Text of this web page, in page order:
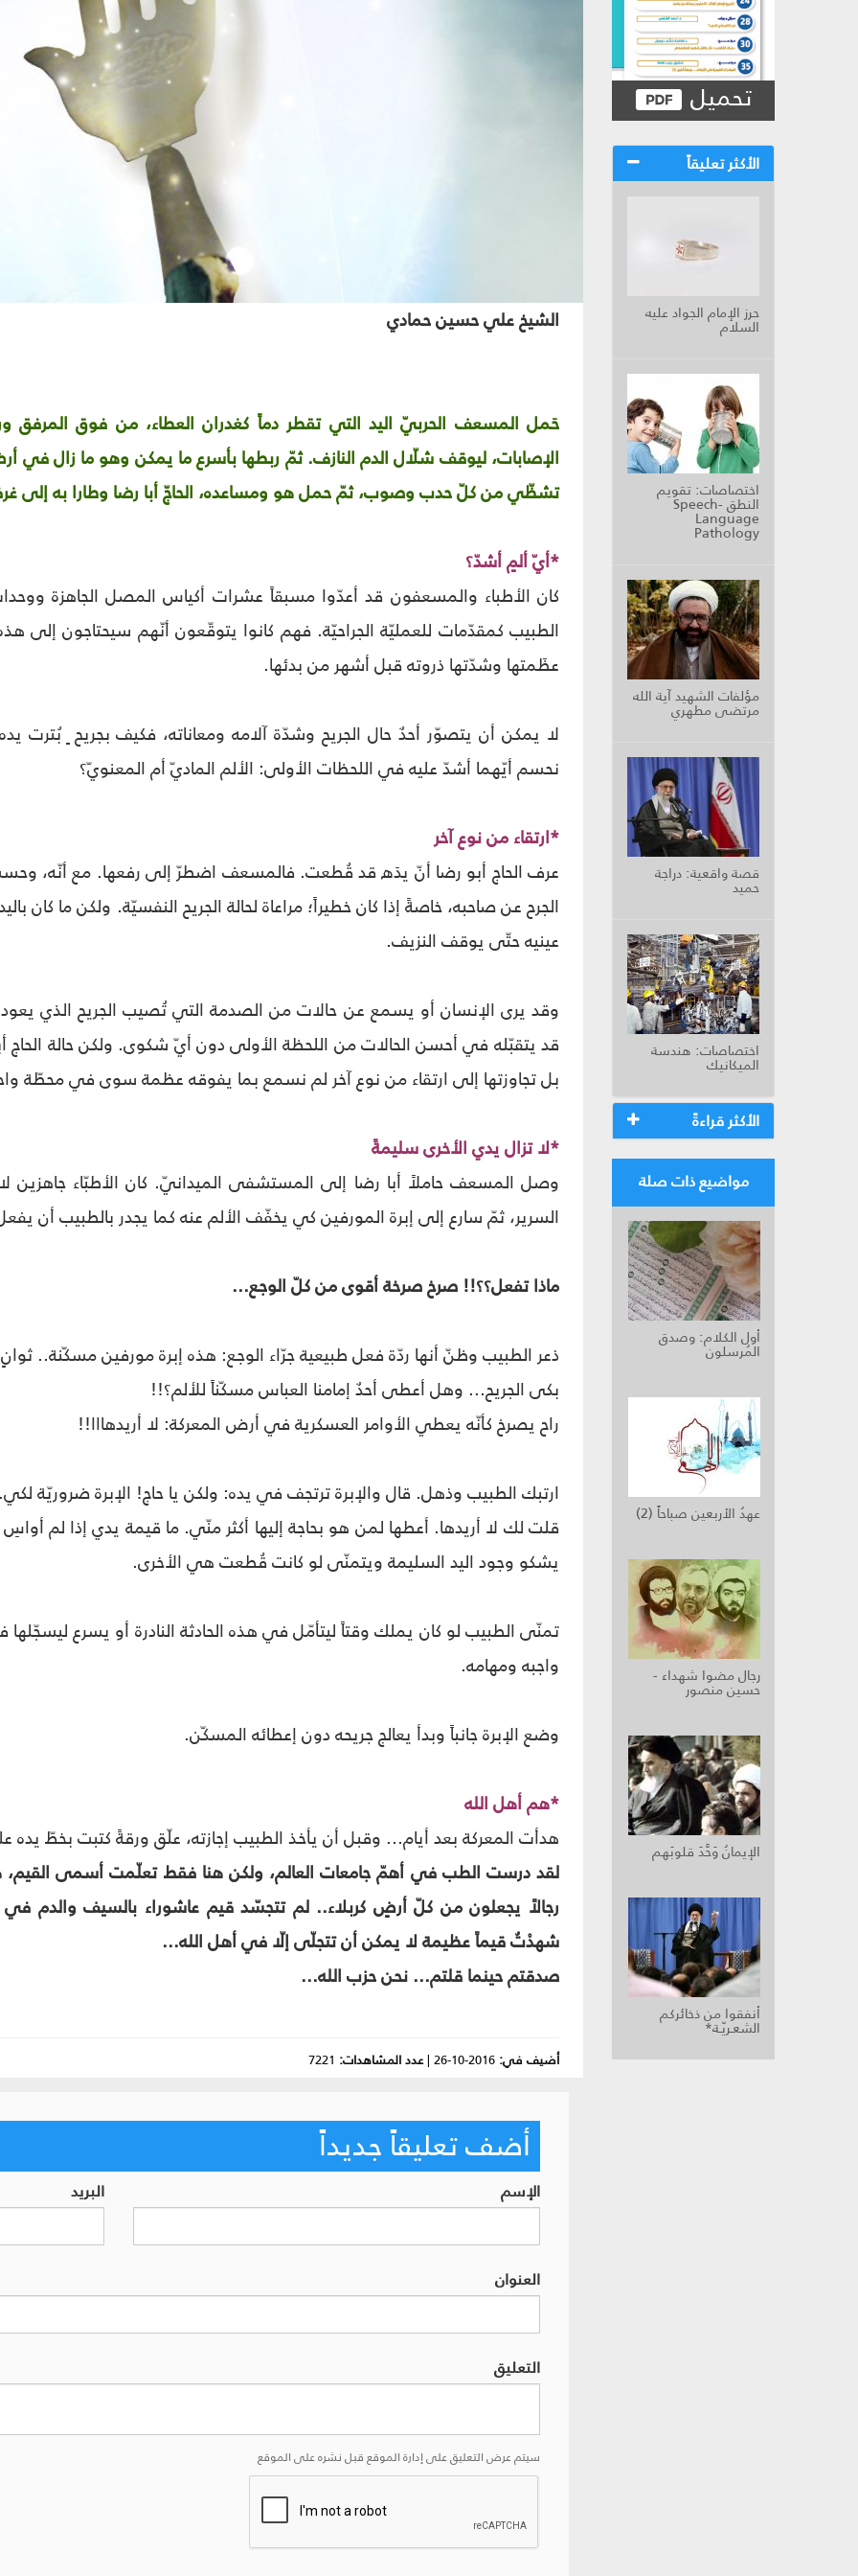
تحميل
الأكثر تعليقاً
حرز الإمام الجواد عليه
السلام
اختصاصات: تقويم
النطق Speech-
Language
Pathology
مؤلفات الشهيد آية الله
مرتضى مطهري
قصة واقعية: دراجة
حميد
اختصاصات: هندسة
الميكانيك
الأكثر قراءةً
مواضيع ذات صلة
أول الكلام: وصدق
المُرسلون
عهدُ الأربعين صباحاً (2)
رجال مضوا شهداء -
حسين منصور
الإيمانُ وَحَّدَ قلوبَهم
أنفقوا من ذخائركم
الشعـريّـة*
الشيخ علي حسين حمادي
حَمل المسعف الحربيّ اليد التي تقطر دماً كغدران العطاء، من فوق
الإصابات، ليوقف شلّال الدم النازف. ثمّ ربطها بأسرع ما يمكن وهو ما زال
تشظّي من كلّ حدب وصوب، ثمّ حمل هو ومساعده، الحاجّ أبا رضا وطارا به إلى غرفة
*أيّ ألمٍ أشدّ؟
كان الأطباء والمسعفون قد أعدّوا مسبقاً عشرات أكياس المصل الجاهزة
الطبيب كمقدّمات للعمليّة الجراحيّة. فهم كانوا يتوقّعون أنّهم سيحتاجون إلى
عظَمتها وشدّتها ذروته قبل أشهر من بدئها.
لا يمكن أن يتصوّر أحدٌ حال الجريح وشدّة آلامه ومعاناته، فكيف بجريح
نحسم أيّهما أشدّ عليه في اللحظات الأولى: الألم الماديّ أم المعنويّ؟
*ارتقاء من نوع آخر
عرف الحاج أبو رضا أنّ يدَه قد قُطعت. فالمسعف اضطرّ إلى رفعها. مع أنّه،
الجرح عن صاحبه، خاصةً إذا كان خطيراً؛ مراعاة لحالة الجريح النفسيّة. ولكن ما
عينيه حتّى يوقف النزيف.
وقد يرى الإنسان أو يسمع عن حالات من الصدمة التي تُصيب الجريح الذي يعود
قد يتقبّله في أحسن الحالات من اللحظة الأولى دون أيّ شكوى. ولكن حالة
بل تجاوزتها إلى ارتقاء من نوع آخر لم نسمع بما يفوقه عظمة سوى في محطّة
*لا تزال يدي الأخرى سليمةً
وصل المسعف حاملاً أبا رضا إلى المستشفى الميدانيّ. كان الأطبّاء جاهزين
السرير، ثمّ سارع إلى إبرة المورفين كي يخفّف الألم عنه كما يجدر بالطبيب أن
ماذا تفعل؟؟!! صرخ صرخة أقوى من كلّ الوجع...
ذعر الطبيب وظنّ أنها ردّة فعل طبيعية جرّاء الوجع: هذه إبرة مورفين مسكّنة..
بكى الجريح... وهل أعطى أحدٌ إمامنا العباس مسكّناً للألم؟!!
راح يصرخ كأنّه يعطي الأوامر العسكرية في أرض المعركة: لا أريدهااا!!
ارتبك الطبيب وذهل. قال والإبرة ترتجف في يده: ولكن يا حاج! الإبرة ضروريّة
قلت لك لا أريدها. أعطها لمن هو بحاجة إليها أكثر منّي. ما قيمة يدي إذا لم
يشكو وجود اليد السليمة ويتمنّى لو كانت قُطعت هي الأخرى.
تمنّى الطبيب لو كان يملك وقتاً ليتأمّل في هذه الحادثة النادرة أو يسرع
واجبه ومهامه.
وضع الإبرة جانباً وبدأ يعالج جريحه دون إعطائه المسكّن.
*هم أهل الله
هدأت المعركة بعد أيام... وقبل أن يأخذ الطبيب إجازته، علّق ورقةً كتبت بخطّ
لقد درست الطب في أهمّ جامعات العالم، ولكن هنا فقط تعلّمت أسمى القيم،
رجالاً يجعلون من كلّ أرضٍ كربلاء.. لم تتجسّد قيم عاشوراء بالسيف
شهدْتُ قيماً عظيمة لا يمكن أن تتجلّى إلّا في أهل الله...
صدقتم حينما قلتم... نحن حزب الله...
أضيف في: 2016-10-26
|عدد المشاهدات: 7221
أضف تعليقاً جديداً
الإسم البريد
العنوان
التعليق
سيتم عرض التعليق على إدارة الموقع قبل نشره على الموقع